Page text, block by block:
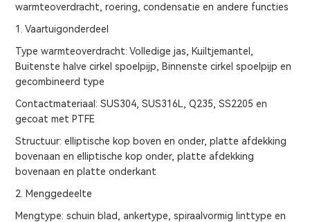
warmteoverdracht, roering, condensatie en andere functies
1. Vaartuigonderdeel
Type warmteoverdracht: Volledige jas, Kuiltjemantel,
Buitenste halve cirkel spoelpijp, Binnenste cirkel spoelpijp en
gecombineerd type
Contactmateriaal: SUS304, SUS316L, Q235, SS2205 en
gecoat met PTFE
Structuur: elliptische kop boven en onder, platte afdekking
bovenaan en elliptische kop onder, platte afdekking
bovenaan en platte onderkant
2. Menggedeelte
Mengtype: schuin blad, ankertype, spiraalvormig linttype en